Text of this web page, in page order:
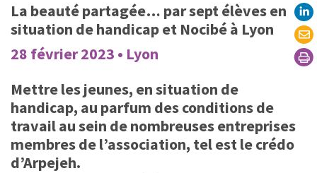
La beauté partagée… par sept élèves en
situation de handicap et Nocibé à Lyon
28 février 2023 • Lyon
Mettre les jeunes, en situation de
handicap, au parfum des conditions de
travail au sein de nombreuses entreprises
membres de l’association, tel est le crédo
d’Arpejeh.